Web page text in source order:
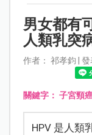
男女都有
人類乳突
作者： 祁孝鈞 |
關鍵字： 子宮頸
HPV 是人類